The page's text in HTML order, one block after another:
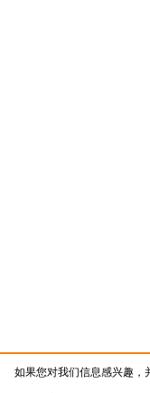
如果您对我们信息感兴趣，